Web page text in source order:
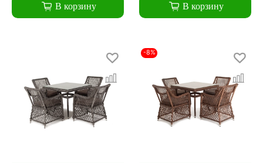
В корзину В корзину
-8%